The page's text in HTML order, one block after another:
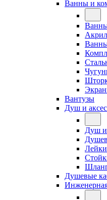
Ванны и
Вантузы
Душ и
Душ и
Душевые